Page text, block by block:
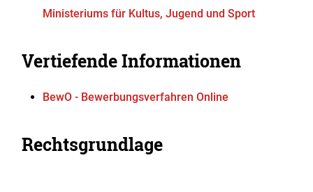
Ministeriums für Kultus, Jugend und Sport
Vertiefende Informationen
BewO - Bewerbungsverfahren Online
Rechtsgrundlage